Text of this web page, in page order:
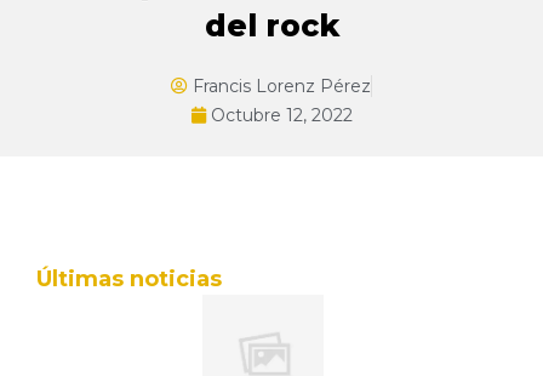
del rock
Francis Lorenz Pérez
Octubre 12, 2022
Últimas noticias